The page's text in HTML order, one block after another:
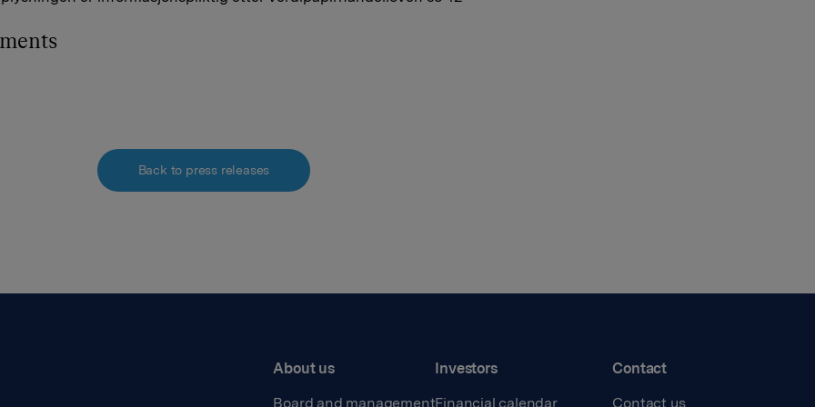
Back to press releases
About us
Board and management
Investors
Financial calendar
Contact
Contact us